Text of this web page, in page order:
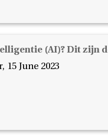
(AI)? Dit zijn
15 June 2023